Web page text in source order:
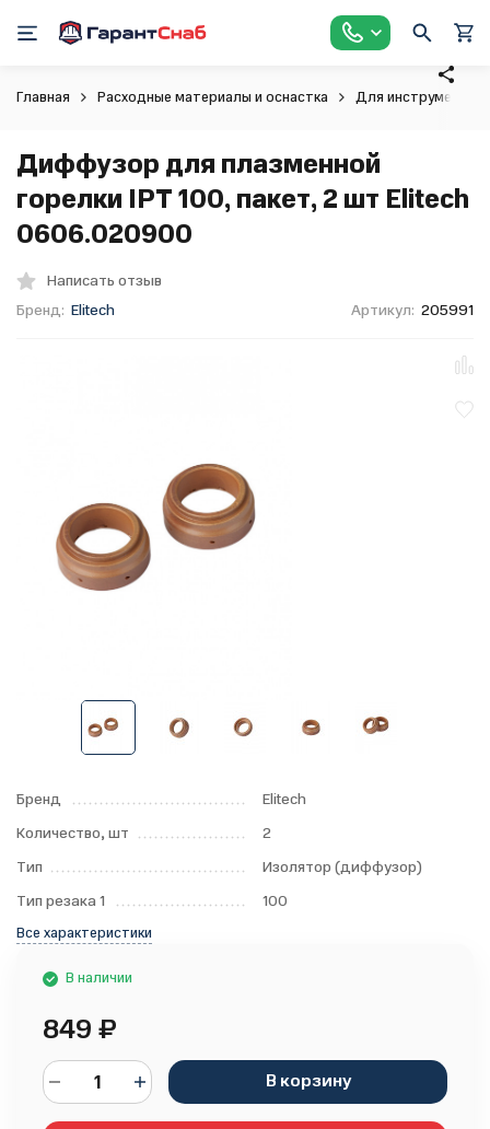
Главная Расходные материалы и оснастка Для инструмента
Диффузор для плазменной
горелки IPT 100, пакет, 2 шт Elitech
0606.020900
Написать отзыв
Бренд: Elitech Артикул: 205991
Бренд
Elitech
Количество, шт
2
Тип
Изолятор (диффузор)
Тип резака 1
100
Все характеристики
В наличии
849 ₽
В корзину